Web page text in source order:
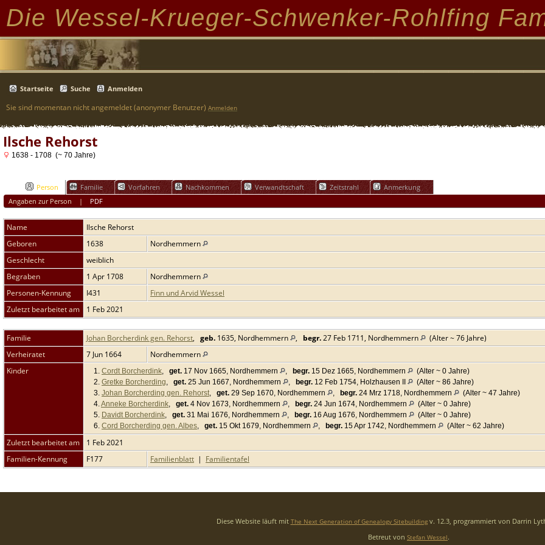
Die Wessel-Krueger-Schwenker-Rohlfing
Startseite Suche Anmelden
Sie sind momentan nicht angemeldet (anonymer Benutzer) Anmelden
Ilsche Rehorst
1638 - 1708 (~ 70 Jahre)
Person Familie Vorfahren Nachkommen Verwandtschaft Zeitstrahl
Anmerkung
Angaben zur Person | PDF
Name Ilsche Rehorst
Geboren
1638
Nordhemmern
Geschlecht
weiblich
Begraben
1 Apr 1708
Nordhemmern
Personen-Kennung
I431
Finn und Arvid Wessel
Zuletzt bearbeitet am
1 Feb 2021
Familie Johan Borcherdink gen. Rehorst, geb. 1635, Nordhemmern , begr.27 Feb 1711, Nordhemmern
(Alter ~ 76 Jahre)
Verheiratet
7 Jun 1664
Nordhemmern
Kinder
1. Cordt Borcherdink, get. 17 Nov 1665, Nordhemmern , begr. 15 Dez 1665, Nordhemmern
(Alter ~ 0 Jahre)
2. Gretke Borcherding, get. 25 Jun 1667, Nordhemmern , begr. 12 Feb 1754, Holzhausen II
(Alter ~ 86 Jahre)
3. Johan Borcherding gen. Rehorst, get. 29 Sep 1670, Nordhemmern , begr. 24 Mrz 1718, Nordhemmern
(Alter ~ 47 Jahre)
4.Anneke Borcherdink, get. 4 Nov 1673, Nordhemmern , begr. 24 Jun 1674, Nordhemmern
(Alter ~ 0 Jahre)
5. Davidt Borcherdink, get. 31 Mai 1676, Nordhemmern , begr. 16 Aug 1676, Nordhemmern
(Alter ~ 0 Jahre)
6. Cord Borcherding gen. Albes, get. 15 Okt 1679, Nordhemmern , begr. 15 Apr 1742, Nordhemmern (Alter ~ 62 Jahre)
Zuletzt bearbeitet am
1 Feb 2021
Familien-Kennung
F177 Familienblatt | Familientafel
Diese Website läuft mit The Next Generation of Genealogy Sitebuildingv. 12.3, programmiert von Darrin
Betreut von Stefan Wessel.